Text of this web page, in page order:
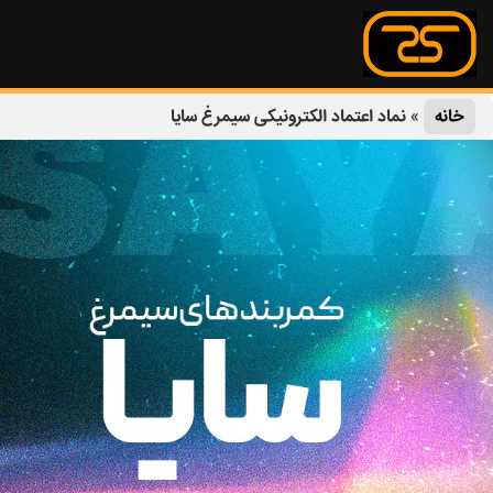
خانه »نماد اعتماد الکترونیکی سیمرغ سایا